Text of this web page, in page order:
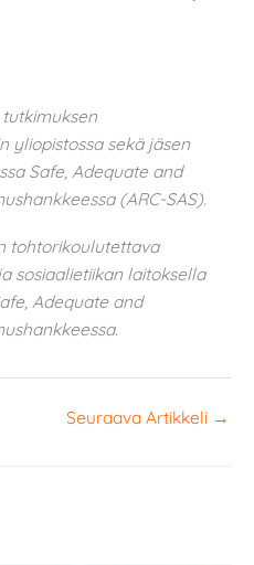
yliopistossa sekä jäsen
Safe, Adequate and
(ARC-SAS).
tohtorikoulutettava
sosiaalietiikan laitoksella
Adequate and
Seuraava Artikkeli →